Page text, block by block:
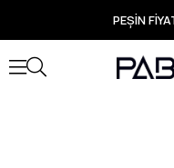
PEŞİN
TÜM
Yeni Sezon
Seçili